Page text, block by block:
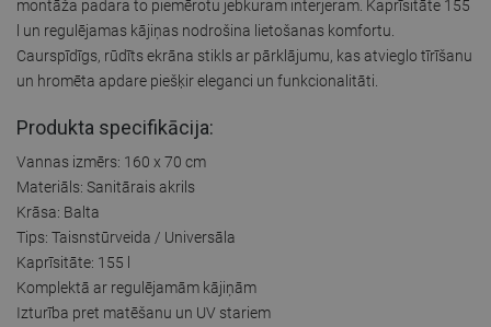
montāža padara to piemērotu jebkuram interjeram. Kaprīsitāte 155
l un regulējamas kājiņas nodrošina lietošanas komfortu.
Caurspīdīgs, rūdīts ekrāna stikls ar pārklājumu, kas atvieglo tīrīšanu
un hromēta apdare piešķir eleganci un funkcionalitāti.
Produkta specifikācija:
Vannas izmērs: 160 x 70 cm
Materiāls: Sanitārais akrils
Krāsa: Balta
Tips: Taisnstūrveida / Universāla
Kaprīsitāte: 155 l
Komplektā ar regulējamām kājiņām
Izturība pret matēšanu un UV stariem